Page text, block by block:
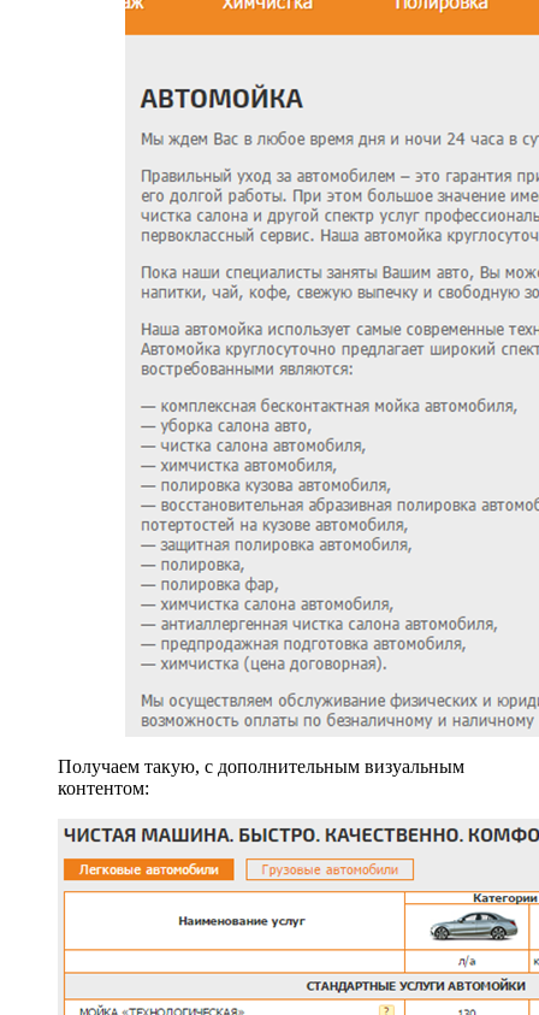
Получаем такую, с дополнительным визуальным
контентом: